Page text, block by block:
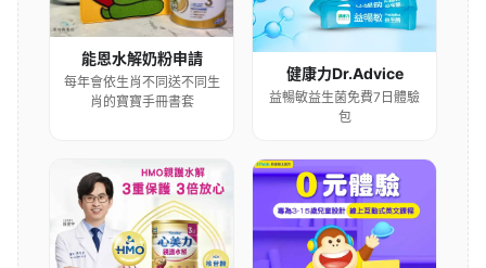
能恩水解奶粉申請
每年會依生肖不同送不同生
肖的寶寶手冊書套
健康力Dr.Advice
益暢敏益生菌免費7日體驗
包